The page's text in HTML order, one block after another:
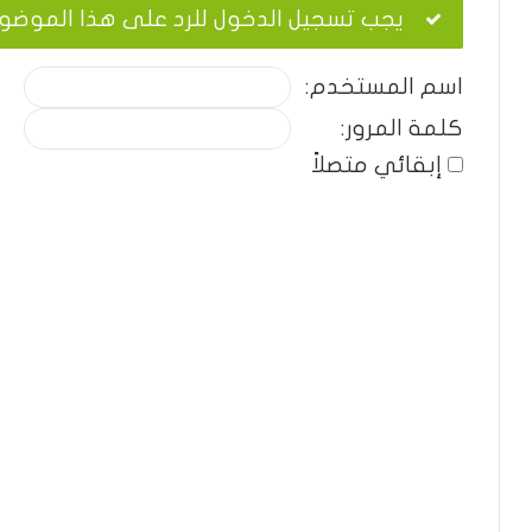
يجب تسجيل الدخول للرد على هذا
اسم المستخدم:
كلمة المرور:
إبقائي متصلاً